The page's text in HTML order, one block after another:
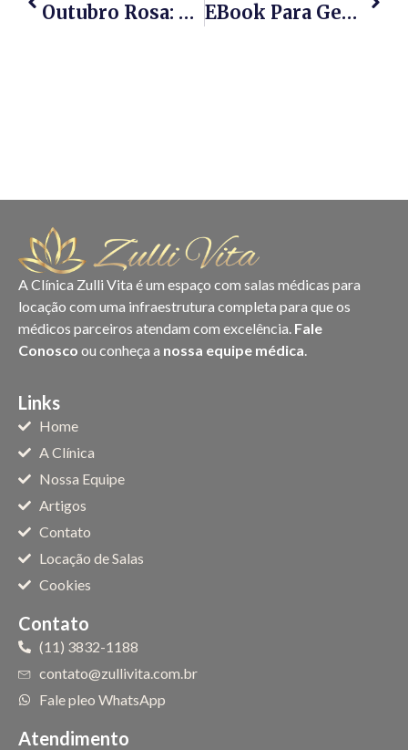
Outubro Rosa: A Importância Do Diagnóstico No Combate Ao Câncer De Mama EBook Para Gestantes Por Dra. Bianca Zulli: Um Guia Acolhedor Para Gestantes
A Clínica Zulli Vita é um espaço com salas médicas para
locação com uma infraestrutura completa para que os
médicos parceiros atendam com excelência. Fale
Conosco ou conheça a nossa equipe médica.
Links
Home
A Clínica
Nossa Equipe
Artigos
Contato
Locação de Salas
Cookies
Contato
(11) 3832-1188
contato@zullivita.com.br
Fale pleo WhatsApp
Atendimento